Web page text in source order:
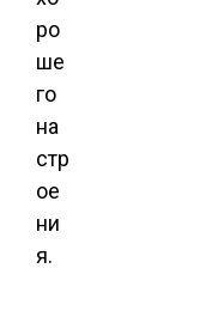
ро
ше
го
на
стр
ое
ни
я.